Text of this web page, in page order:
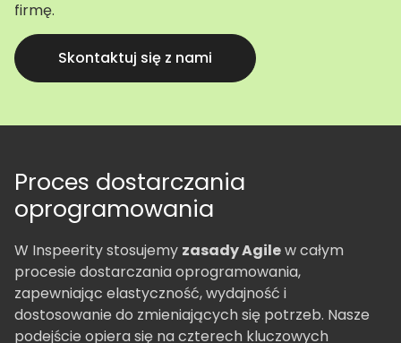
firmę.
Skontaktuj się z nami
Proces dostarczania
oprogramowania
W Inspeerity stosujemy zasady Agilew całym
procesie dostarczania oprogramowania,
zapewniając elastyczność, wydajność i
dostosowanie do zmieniających się potrzeb. Nasze
podejście opiera się na czterech kluczowych